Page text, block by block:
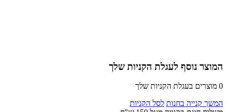
המוצר נוסף לעגלת הקניות שלך
0 מוצרים בעגלת הקניות שלך
המשך קנייה בחנות לסל הקניות